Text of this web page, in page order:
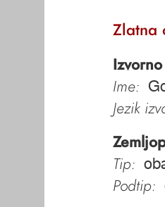
Zlatna
Ime:
Jezik
Tip:
Podtip: